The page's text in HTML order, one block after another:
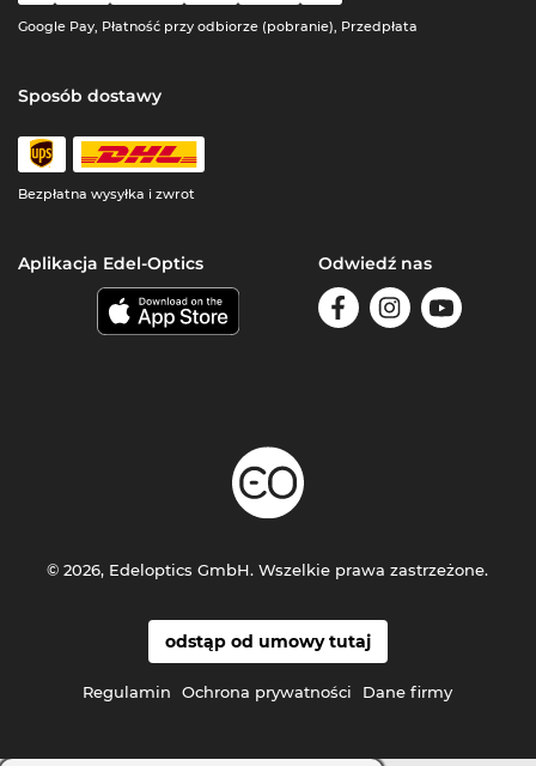
Google Pay, Płatność przy odbiorze (pobranie), Przedpłata
Sposób dostawy
Bezpłatna wysyłka i zwrot
Aplikacja Edel-Optics Odwiedź nas
odstąp od umowy tutaj
Regulamin Ochrona prywatności Dane firmy
© 2026, Edeloptics GmbH. Wszelkie prawa zastrzeżone.